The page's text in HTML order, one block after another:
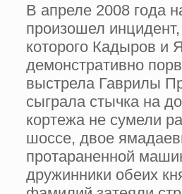
В апреле 2008 года
произошел
которого Кадыров и
демонстративно
выстрела Гаврилы
сыграла стычка на
кортежа не сумели
шоссе, двое
протараненной
дружинники обеих